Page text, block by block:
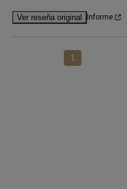
Ver reseña original Informe
1